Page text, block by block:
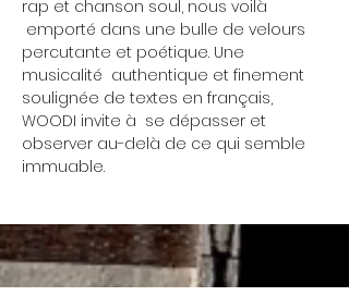
rap et chanson soul, nous voilà
emporté dans une bulle de velours
percutante et poétique. Une
musicalité  authentique et finement
soulignée de textes en français,
WOODI invite à  se dépasser et
observer au-delà de ce qui semble
immuable.